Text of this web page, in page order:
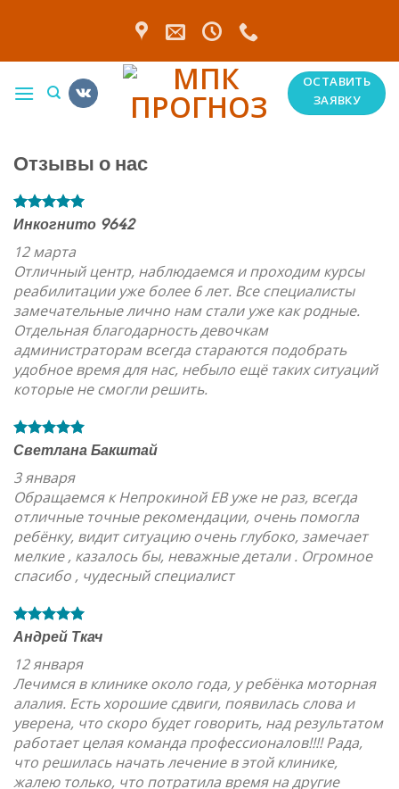
ОСТАВИТЬ
ЗАЯВКУ
Отзывы о нас
Инкогнито 9642
12 марта
Отличный центр, наблюдаемся и проходим курсы
реабилитации уже более 6 лет. Все специалисты
замечательные лично нам стали уже как родные.
Отдельная благодарность девочкам
администраторам всегда стараются подобрать
удобное время для нас, небыло ещё таких ситуаций
которые не смогли решить.
Светлана Бакштай
3 января
Обращаемся к Непрокиной ЕВ уже не раз, всегда
отличные точные рекомендации, очень помогла
ребёнку, видит ситуацию очень глубоко, замечает
мелкие , казалось бы, неважные детали . Огромное
спасибо , чудесный специалист
Андрей Ткач
12 января
Лечимся в клинике около года, у ребёнка моторная
алалия. Есть хорошие сдвиги, появилась слова и
уверена, что скоро будет говорить, над результатом
работает целая команда профессионалов!!!! Рада,
что решилась начать лечение в этой клинике,
жалею только, что потратила время на другие